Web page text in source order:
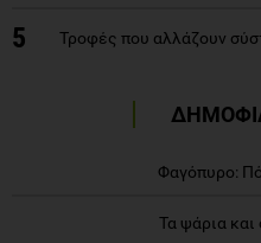
5 Τροφές που αλλάζουν
Φαγόπυρο:
Τα ψάρια και